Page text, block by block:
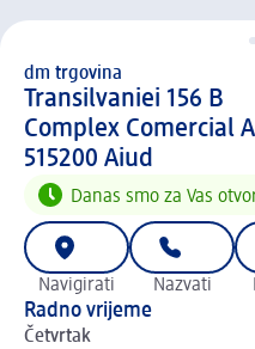
d m trgovina
dm trgovina
Transilvaniei 156 B
Complex Comercial
5 1 5 2 0 0
515200 Aiud
Danas smo za Vas
Navigirati Nazvati
Radno vrijeme
Četvrtak